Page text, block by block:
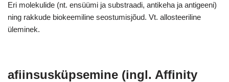
Eri molekulide (nt. ensüümi ja substraadi, antikeha ja antigeeni)
ning rakkude biokeemiline seostumisjõud. Vt. allosteeriline
üleminek.
afiinsusküpsemine (ingl. Affinity